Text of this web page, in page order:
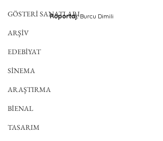
GÖSTERİ SANATLARI
ARŞİV
EDEBİYAT
SİNEMA
ARAŞTIRMA
BİENAL
TASARIM
Röportaj: Burcu Dimili